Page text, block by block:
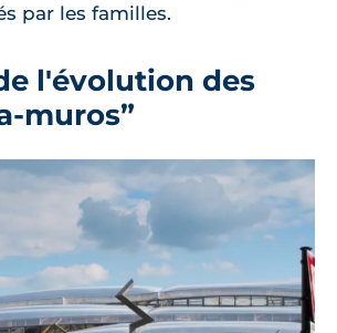
par les familles.
l'évolution des
muros”